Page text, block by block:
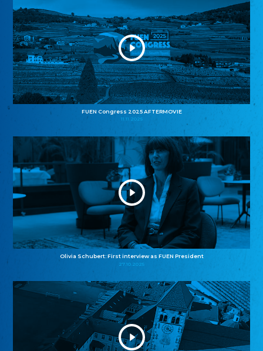
FUEN Congress 2025 AFTERMOVIE
11.11.2025
Olivia Schubert: First interview as FUEN President
27.10.2025